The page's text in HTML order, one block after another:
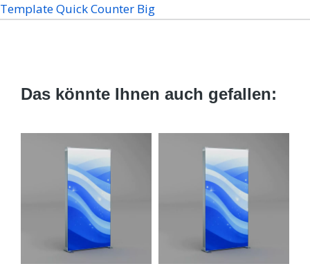
Template Quick Counter Big
Das könnte Ihnen auch gefallen: